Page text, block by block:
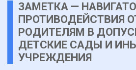
ЗАМЕТКА —
ПРОТИВОДЕЙСТВИЯ
РОДИТЕЛЯМ В
ДЕТСКИЕ САДЫ И
УЧРЕЖДЕНИЯ